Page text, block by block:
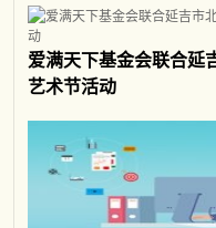
爱满天下基金会联合延
艺术节活动